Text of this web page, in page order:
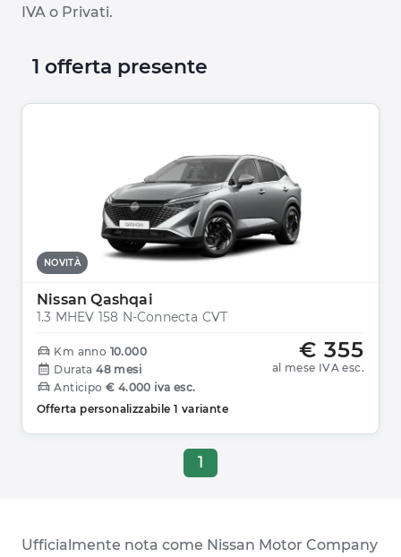
IVA o Privati.
1 offerta presente
NOVITÀ
Nissan Qashqai
1.3 MHEV 158 N-Connecta CVT
€ 355
al mese IVA esc.
Km anno 10.000
Durata 48 mesi
Anticipo € 4.000 iva esc.
Offerta personalizzabile 1 variante
1
Ufficialmente nota come Nissan Motor Company